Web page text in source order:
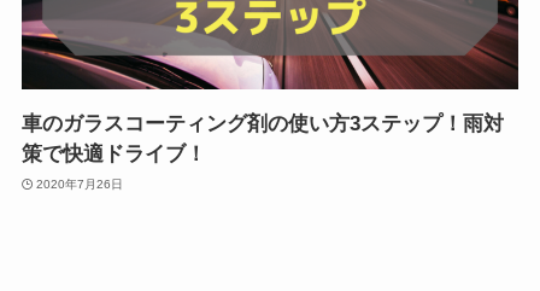
車のガラスコーティング剤の使い方3ステップ！雨対
策で快適ドライブ！
2020年7月26日